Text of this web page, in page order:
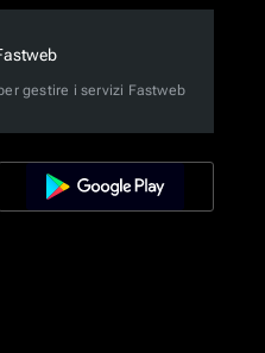
gestire i servizi Fastweb